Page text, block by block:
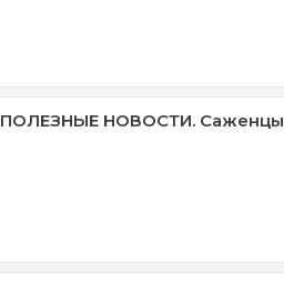
ПОЛЕЗНЫЕ НОВОСТИ. Саженцы